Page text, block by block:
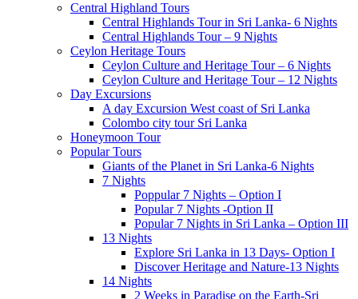
Central Highland Tours
Central Highlands Tour in Sri Lanka- 6 Nights
Central Highlands Tour – 9 Nights
Ceylon Heritage Tours
Ceylon Culture and Heritage Tour – 6 Nights
Ceylon Culture and Heritage Tour – 12 Nights
Day Excursions
A day Excursion West coast of Sri Lanka
Colombo city tour Sri Lanka
Honeymoon Tour
Popular Tours
Giants of the Planet in Sri Lanka-6 Nights
7 Nights
Poppular 7 Nights – Option I
Popular 7 Nights -Option II
Popular 7 Nights in Sri Lanka – Option III
13 Nights
Explore Sri Lanka in 13 Days- Option I
Discover Heritage and Nature-13 Nights
14 Nights
2 Weeks in Paradise on the Earth-Sri